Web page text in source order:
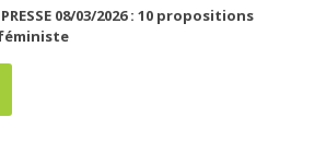
08/03/2026 : 10 propositions